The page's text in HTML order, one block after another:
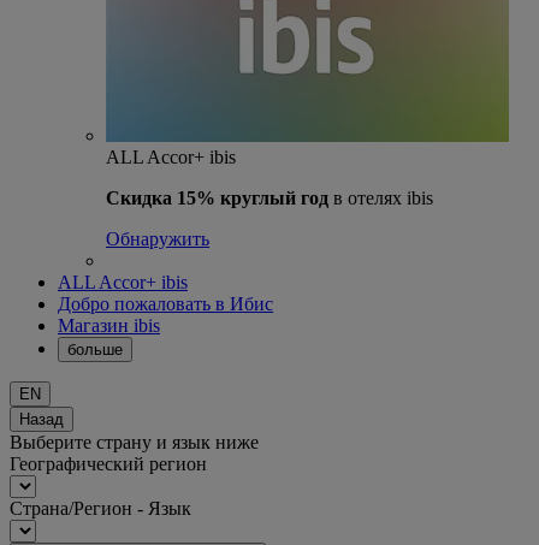
ALL Accor+ ibis
Скидка 15% круглый год в отелях ibis
Обнаружить
ALL Accor+ ibis
Добро пожаловать в Ибис
Магазин ibis
больше
EN
Назад
Выберите страну и язык ниже
Географический регион
Страна/Регион - Язык